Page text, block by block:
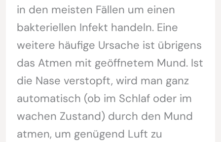
in den meisten Fällen um einen
bakteriellen Infekt handeln. Eine
weitere häufige Ursache ist übrigens
das Atmen mit geöffnetem Mund. Ist
die Nase verstopft, wird man ganz
automatisch (ob im Schlaf oder im
wachen Zustand) durch den Mund
atmen, um genügend Luft zu